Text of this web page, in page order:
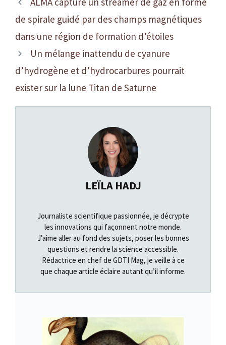
de spirale guidé par des champs magnétiques
dans une région de formation d’étoiles
Un mélange inattendu de cyanure
d’hydrogène et d’hydrocarbures pourrait
exister sur la lune Titan de Saturne
LEÏLA HADJ
Journaliste scientifique passionnée, je décrypte
les innovations qui façonnent notre monde.
J’aime aller au fond des sujets, poser les bonnes
questions et rendre la science accessible.
Rédactrice en chef de GDTI Mag, je veille à ce
que chaque article éclaire autant qu’il informe.